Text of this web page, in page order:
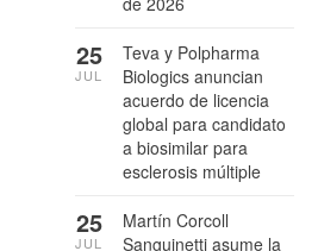
Teva y Polpharma
Biologics anuncian
acuerdo de licencia
global para candidato
a biosimilar para
esclerosis múltiple
25
JUL
Martín Corcoll
Sanguinetti asume la
25
JUL